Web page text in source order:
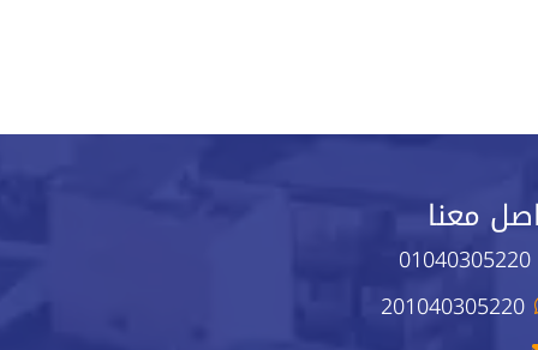
معنا
01040305220
201040305220